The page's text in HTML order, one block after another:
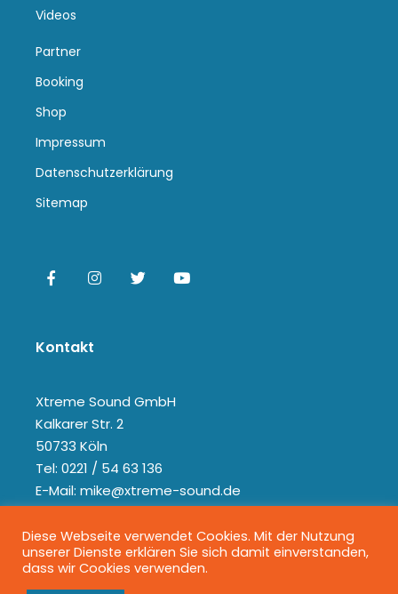
Videos
Partner
Booking
Shop
Impressum
Datenschutzerklärung
Sitemap
Kontakt
Xtreme Sound GmbH
Kalkarer Str. 2
50733 Köln
Tel: 0221 / 54 63 136
E-Mail: mike@xtreme-sound.de
Diese Webseite verwendet Cookies. Mit der Nutzung
unserer Dienste erklären Sie sich damit einverstanden,
dass wir Cookies verwenden.